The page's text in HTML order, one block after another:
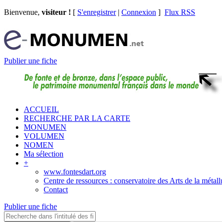
Bienvenue, visiteur ! [ S'enregistrer| Connexion ] Flux RSS
Publier une fiche
ACCUEIL
RECHERCHE PAR LA CARTE
MONUMEN
VOLUMEN
NOMEN
Ma sélection
+
www.fontesdart.org
Centre de ressources : conservatoire des Arts de la
Contact
Publier une fiche